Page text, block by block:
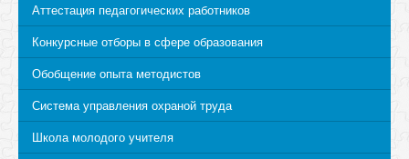
Аттестация педагогических работников
Конкурсные отборы в сфере образования
Обобщение опыта методистов
Система управления охраной труда
Школа молодого учителя